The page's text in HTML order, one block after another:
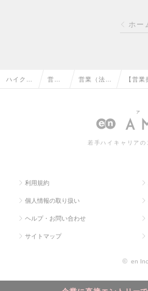
ホー
ハイクラ 営業 営業（法人 【営
求人情
若手ハイキャリアの
利用規約
個人情報の取り扱い
ヘルプ・お問い合わせ
サイトマップ
© en Inc.